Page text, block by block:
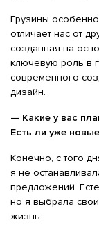
Грузины
отличает нас от
созданная на
ключевую роль в
современного
дизайн.
— Какие у вас
Есть ли уже
Конечно, с того
я не
предложений.
но я выбрала
жизнь.